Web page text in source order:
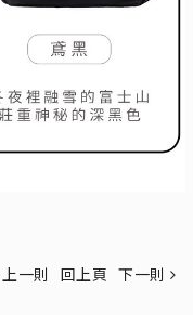
上一則 回上頁 下一則